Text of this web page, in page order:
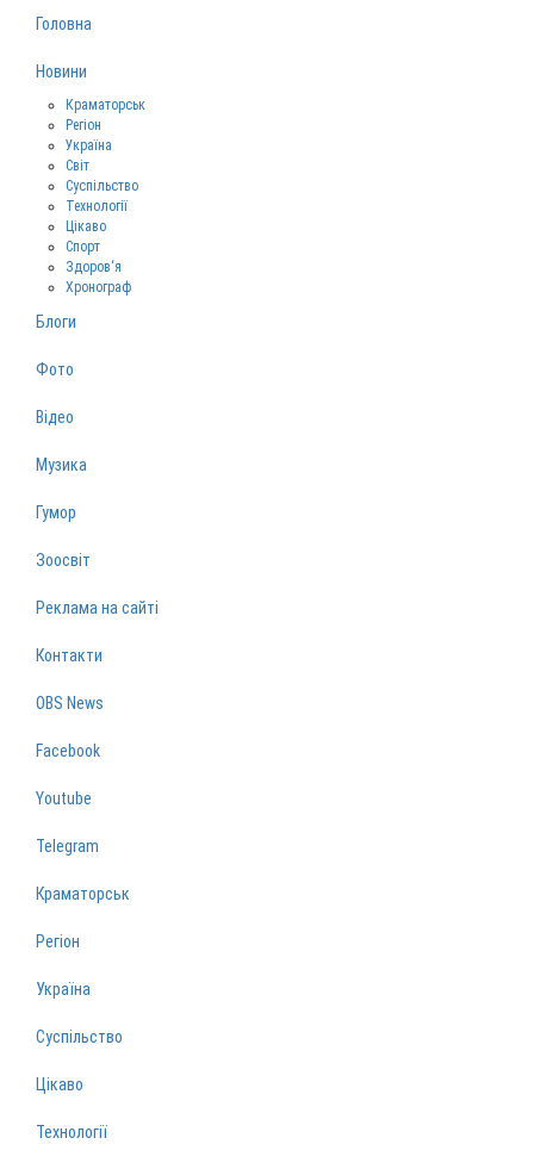
Головна
Новини
Краматорськ
Регіон
Україна
Світ
Суспільство
Технології
Цікаво
Спорт
Здоров‘я
Хронограф
Блоги
Фото
Відео
Музика
Гумор
Зоосвіт
Реклама на сайті
Контакти
OBS News
Facebook
Youtube
Telegram
Краматорськ
Регіон
Україна
Суспільство
Цікаво
Технології